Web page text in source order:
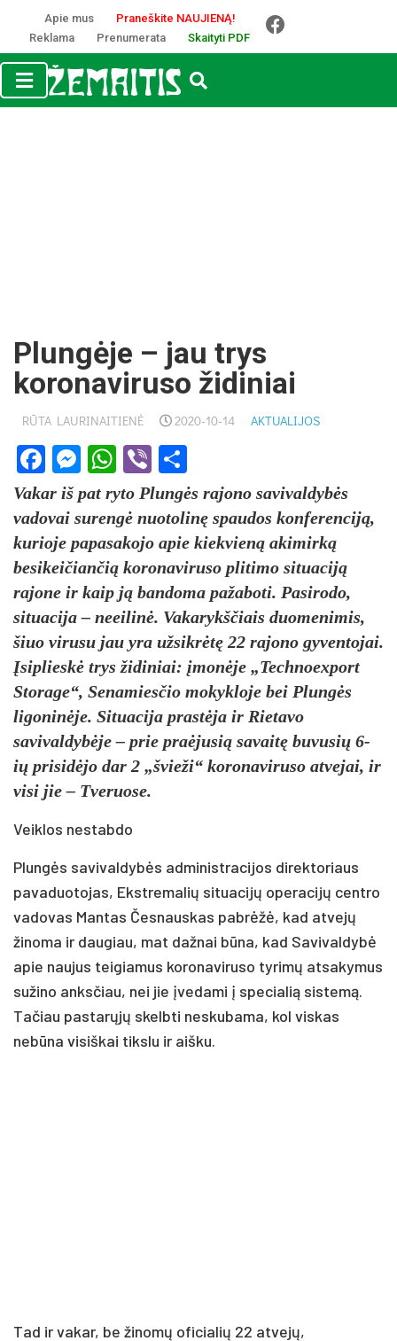
Apie mus
Praneškite NAUJIENĄ!
Reklama
Prenumerata Skaityti PDF
Plungėje – jau trys
koronaviruso židiniai
RŪTA LAURINAITIENĖ 2020-10-14 AKTUALIJOS
Facebook
Messenger
WhatsApp
Viber
Vakar iš pat ryto Plungės rajono savivaldybės
vadovai surengė nuotolinę spaudos konferenciją,
kurioje papasakojo apie kiekvieną akimirką
besikeičiančią koronaviruso plitimo situaciją
rajone ir kaip ją bandoma pažaboti. Pasirodo,
situacija – neeilinė. Vakarykščiais duomenimis,
šiuo virusu jau yra užsikrėtę 22 rajono gyventojai.
Įsiplieskė trys židiniai: įmonėje „Technoexport
Storage“, Senamiesčio mokykloje bei Plungės
ligoninėje. Situacija prastėja ir Rietavo
savivaldybėje – prie praėjusią savaitę buvusių 6-
ių prisidėjo dar 2 „švieži“ koronaviruso atvejai, ir
visi jie – Tveruose.
Veiklos nestabdo
Plungės savivaldybės administracijos direktoriaus
pavaduotojas, Ekstremalių situacijų operacijų centro
vadovas Mantas Česnauskas pabrėžė, kad atvejų
žinoma ir daugiau, mat dažnai būna, kad Savivaldybė
apie naujus teigiamus koronaviruso tyrimų atsakymus
sužino anksčiau, nei jie įvedami į specialią sistemą.
Tačiau pastarųjų skelbti neskubama, kol viskas
nebūna visiškai tikslu ir aišku.
Tad ir vakar, be žinomų oficialių 22 atvejų,